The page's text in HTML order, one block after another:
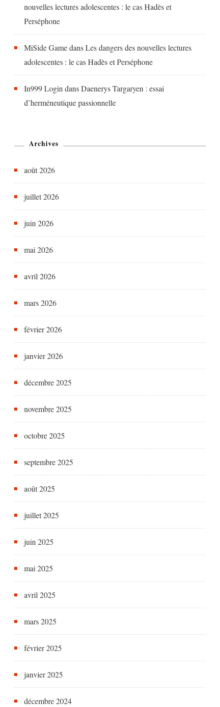
nouvelles lectures adolescentes : le cas Hadès et
Perséphone
MiSide GamedansLes dangers des nouvelles lectures
adolescentes : le cas Hadès et Perséphone
In999 LogindansDaenerys Targaryen : essai
d’herméneutique passionnelle
Archives
août 2026
juillet 2026
juin 2026
mai 2026
avril 2026
mars 2026
février 2026
janvier 2026
décembre 2025
novembre 2025
octobre 2025
septembre 2025
août 2025
juillet 2025
juin 2025
mai 2025
avril 2025
mars 2025
février 2025
janvier 2025
décembre 2024